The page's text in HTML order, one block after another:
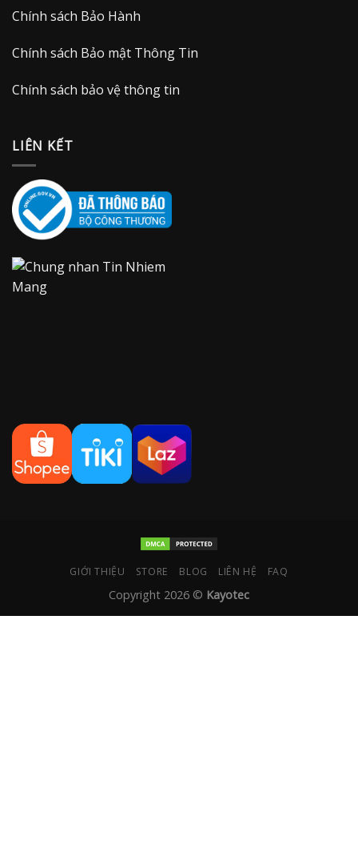
Chính sách Bảo Hành
Chính sách Bảo mật Thông Tin
Chính sách bảo vệ thông tin
LIÊN KẾT
GIỚI THIỆU STORE BLOG LIÊN HỆ FAQ
Copyright 2026 © Kayotec